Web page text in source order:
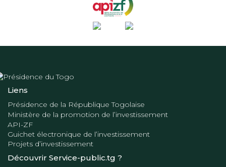
Liens
Présidence de la République Togolaise
Ministère de la promotion de l’investissement
API-ZF
Guichet électronique de l’investissement
Projets d’investissement
Découvrir Service-public.tg ?